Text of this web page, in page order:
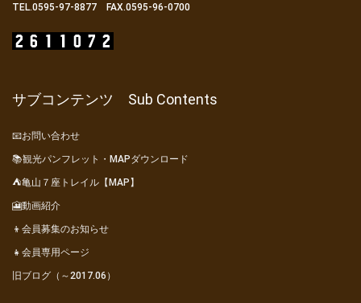
TEL.0595-97-8877 FAX.0595-96-0700
サブコンテンツ Sub Contents
📧お問い合わせ
📚観光パンフレット・MAPダウンロード
⛺亀山７座トレイル【MAP】
🎦動画紹介
👦会員募集のお知らせ
👧会員専用ページ
旧ブログ（～2017.06）